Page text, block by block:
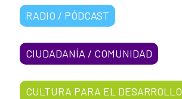
RADIO / PÓDCAST
CIUDADANÍA / COMUNIDAD
CULTURA PARA EL DESARROLLO